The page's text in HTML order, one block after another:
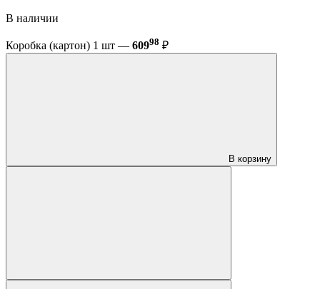
В наличии
Коробка (картон) 1 шт — 60998 ₽
В корзину